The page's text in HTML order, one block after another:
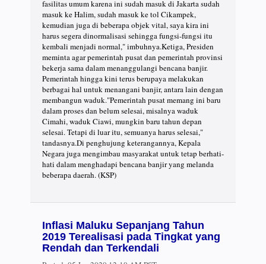
fasilitas umum karena ini sudah masuk di Jakarta sudah
masuk ke Halim, sudah masuk ke tol Cikampek,
kemudian juga di beberapa objek vital, saya kira ini
harus segera dinormalisasi sehingga fungsi-fungsi itu
kembali menjadi normal," imbuhnya.Ketiga, Presiden
meminta agar pemerintah pusat dan pemerintah provinsi
bekerja sama dalam menanggulangi bencana banjir.
Pemerintah hingga kini terus berupaya melakukan
berbagai hal untuk menangani banjir, antara lain dengan
membangun waduk."Pemerintah pusat memang ini baru
dalam proses dan belum selesai, misalnya waduk
Cimahi, waduk Ciawi, mungkin baru tahun depan
selesai. Tetapi di luar itu, semuanya harus selesai,"
tandasnya.Di penghujung keterangannya, Kepala
Negara juga mengimbau masyarakat untuk tetap berhati-
hati dalam menghadapi bencana banjir yang melanda
beberapa daerah. (KSP)
Inflasi Maluku Sepanjang Tahun
2019 Terealisasi pada Tingkat yang
Rendah dan Terkendali